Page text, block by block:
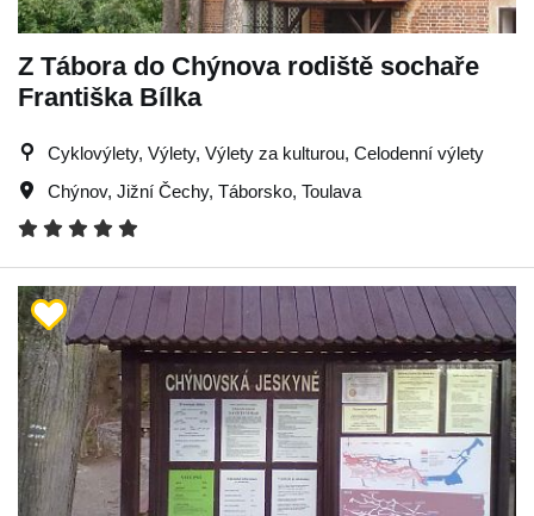
Z Tábora do Chýnova rodiště sochaře
Františka Bílka
Cyklovýlety, Výlety, Výlety za kulturou, Celodenní výlety
Chýnov, Jižní Čechy, Táborsko, Toulava